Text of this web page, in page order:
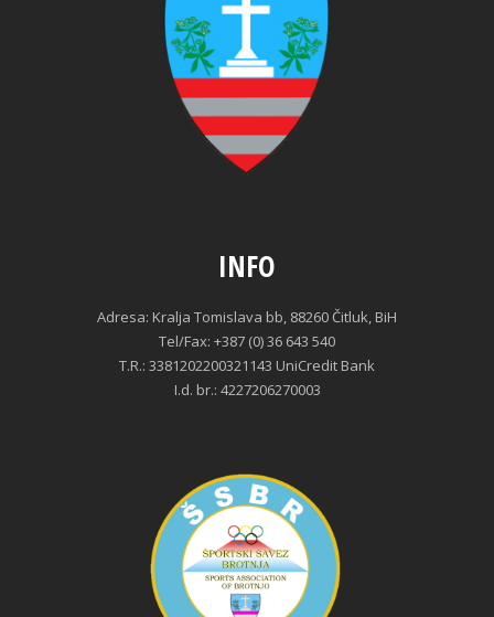
INFO
Adresa: Kralja Tomislava bb, 88260 Čitluk, BiH
Tel/Fax: +387 (0) 36 643 540
T.R.: 3381202200321143 UniCredit Bank
I.d. br.: 4227206270003